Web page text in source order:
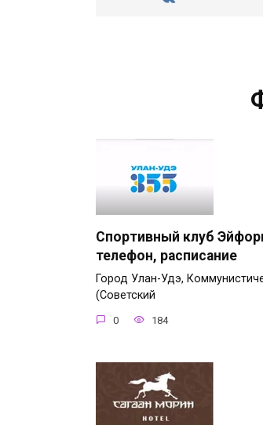
Спортивный клуб
телефон, расписание
Город Улан-Удэ,
(Советский
0 184